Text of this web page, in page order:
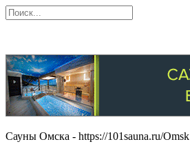
Сауны Омска - https://101sauna.ru/Omsk